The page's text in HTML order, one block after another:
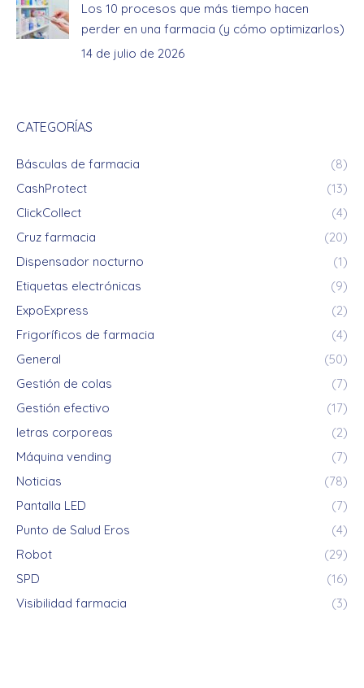
Los 10 procesos que más tiempo hacen
perder en una farmacia (y cómo optimizarlos)
14 de julio de 2026
CATEGORÍAS
Básculas de farmacia
(8)
CashProtect
(13)
ClickCollect
(4)
Cruz farmacia
(20)
Dispensador nocturno
(1)
Etiquetas electrónicas
(9)
ExpoExpress
(2)
Frigoríficos de farmacia
(4)
General
(50)
Gestión de colas
(7)
Gestión efectivo
(17)
letras corporeas
(2)
Máquina vending
(7)
Noticias
(78)
Pantalla LED
(7)
Punto de Salud Eros
(4)
Robot
(29)
SPD
(16)
Visibilidad farmacia
(3)